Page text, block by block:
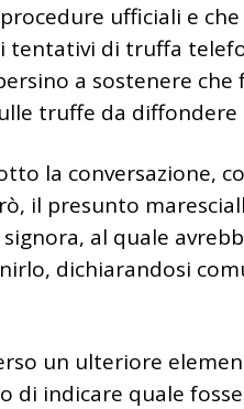
ufficiali e
tentativi di truffa
a sostenere
truffe da diffondere
la conversazione,
il presunto
al quale
dichiarandosi
un ulteriore
di indicare quale